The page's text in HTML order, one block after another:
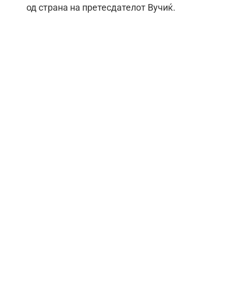
од страна на претесдателот Вучиќ.